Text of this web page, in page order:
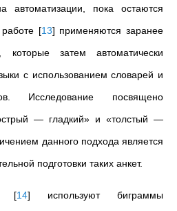
автоматизации, пока остаются
[13] применяются заранее
которые затем автоматически
с использованием словарей и
Исследование посвящено
— гладкий» и «толстый —
данного подхода является
подготовки таких анкет.
[14] используют биграммы